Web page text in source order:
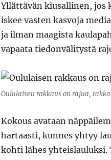
Yllättävän kiusallinen, jos
iskee vasten kasvoja
ja ilman maagista
vapaata tiedonvälitystä
Oululaisen rakkaus on rajua,
Kokous avataan
hartaasti, kunnes yhtyy
kohti lähes yhteislauluksi.